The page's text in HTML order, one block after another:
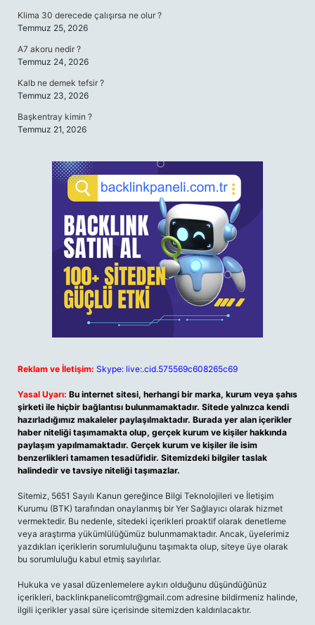
Klima 30 derecede çalışırsa ne olur ?
Temmuz 25, 2026
A7 akoru nedir ?
Temmuz 24, 2026
Kalb ne demek tefsir ?
Temmuz 23, 2026
Başkentray kimin ?
Temmuz 21, 2026
Reklam ve İletişim: Skype: live:.cid.575569c608265c69
Yasal Uyarı: Bu internet sitesi, herhangi bir marka, kurum veya şahıs
şirketi ile hiçbir bağlantısı bulunmamaktadır. Sitede yalnızca kendi
hazırladığımız makaleler paylaşılmaktadır. Burada yer alan içerikler
haber niteliği taşımamakta olup, gerçek kurum ve kişiler hakkında
paylaşım yapılmamaktadır. Gerçek kurum ve kişiler ile isim
benzerlikleri tamamen tesadüfidir. Sitemizdeki bilgiler taslak
halindedir ve tavsiye niteliği taşımazlar.
Sitemiz, 5651 Sayılı Kanun gereğince Bilgi Teknolojileri ve İletişim
Kurumu (BTK) tarafından onaylanmış bir Yer Sağlayıcı olarak hizmet
vermektedir. Bu nedenle, sitedeki içerikleri proaktif olarak denetleme
veya araştırma yükümlülüğümüz bulunmamaktadır. Ancak, üyelerimiz
yazdıkları içeriklerin sorumluluğunu taşımakta olup, siteye üye olarak
bu sorumluluğu kabul etmiş sayılırlar.
Hukuka ve yasal düzenlemelere aykırı olduğunu düşündüğünüz
içerikleri, backlinkpanelicomtr@gmail.com adresine bildirmeniz halinde,
ilgili içerikler yasal süre içerisinde sitemizden kaldırılacaktır.